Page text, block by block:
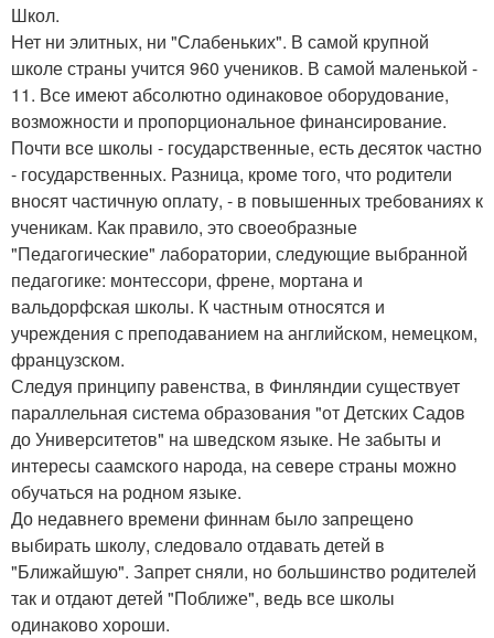
Школ.
Нет ни элитных, ни "Слабеньких". В самой крупной
школе страны учится 960 учеников. В самой маленькой -
11. Все имеют абсолютно одинаковое оборудование,
возможности и пропорциональное финансирование.
Почти все школы - государственные, есть десяток частно
- государственных. Разница, кроме того, что родители
вносят частичную оплату, - в повышенных требованиях к
ученикам. Как правило, это своеобразные
"Педагогические" лаборатории, следующие выбранной
педагогике: монтессори, френе, мортана и
вальдорфская школы. К частным относятся и
учреждения с преподаванием на английском, немецком,
французском.
Следуя принципу равенства, в Финляндии существует
параллельная система образования "от Детских Садов
до Университетов" на шведском языке. Не забыты и
интересы саамского народа, на севере страны можно
обучаться на родном языке.
До недавнего времени финнам было запрещено
выбирать школу, следовало отдавать детей в
"Ближайшую". Запрет сняли, но большинство родителей
так и отдают детей "Поближе", ведь все школы
одинаково хороши.